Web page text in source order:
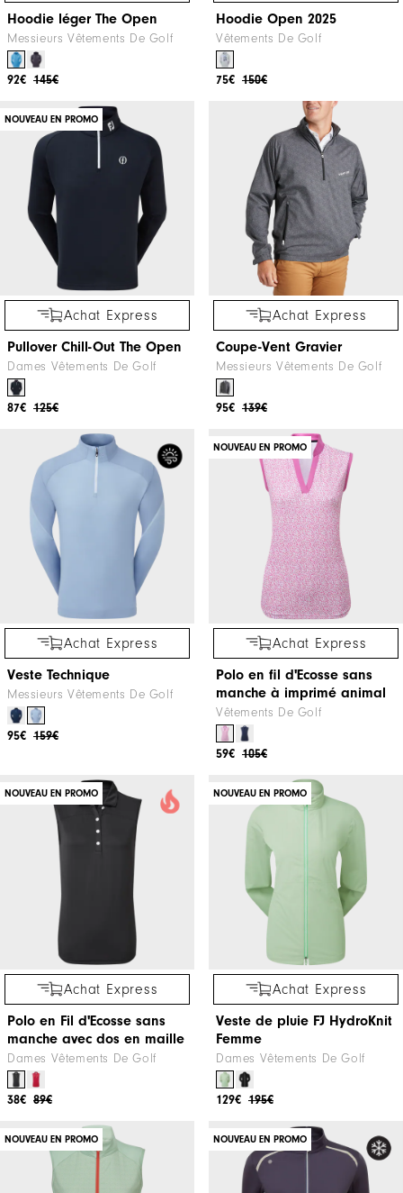
Hoodie léger The Open
Messieurs Vêtements De Golf
145€
92€
Hoodie Open 2025
Vêtements De Golf
150€
75€
NOUVEAU EN PROMO
Achat Express
Pullover Chill-Out The Open
Dames Vêtements De Golf
125€
87€
Achat Express
Coupe-Vent Gravier
Messieurs Vêtements De Golf
139€
95€
Achat Express
Veste Technique
Messieurs Vêtements De Golf
159€
95€
NOUVEAU EN PROMO
Achat Express
Polo en fil d'Ecosse sans
manche à imprimé animal
Vêtements De Golf
105€
59€
NOUVEAU EN PROMO
Achat Express
Polo en Fil d'Ecosse sans
manche avec dos en maille
Dames Vêtements De Golf
89€
38€
NOUVEAU EN PROMO
Achat Express
Veste de pluie FJ HydroKnit
Femme
Dames Vêtements De Golf
195€
129€
NOUVEAU EN PROMO NOUVEAU EN PROMO